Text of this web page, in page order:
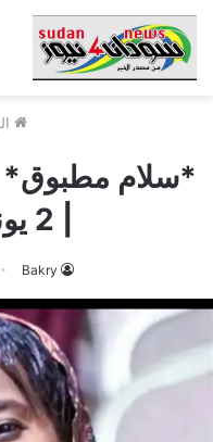
*سلام مطبوق*
Bakry